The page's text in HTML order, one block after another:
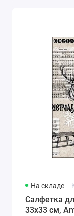
На складе
Салфетка
33х33 см,